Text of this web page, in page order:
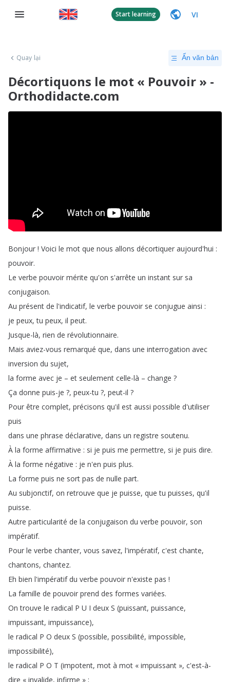
Start learning VI
Quay lại Ẩn văn bản
Décortiquons le mot « Pouvoir » -
Orthodidacte.com
Bonjour ! Voici le mot que nous allons décortiquer aujourd'hui :
pouvoir.
Le verbe pouvoir mérite qu'on s'arrête un instant sur sa
conjugaison.
Au présent de l'indicatif, le verbe pouvoir se conjugue ainsi :
je peux,tu peux, il peut.
Jusque-là, rien de révolutionnaire.
Mais aviez-vous remarqué que, dans une interrogation avec
inversion du sujet,
la forme avec je – et seulement celle-là – change ?
Ça donne puis-je ?, peux-tu ?, peut-il ?
Pour être complet, précisons qu'il est aussi possible d'utiliser
puis
dans une phrase déclarative, dans un registre soutenu.
À la forme affirmative : si je puis me permettre, si je puis dire.
À la forme négative : je n'en puis plus.
La forme puis ne sort pas de nulle part.
Au subjonctif, on retrouve que je puisse, que tu puisses, qu'il
puisse.
Autre particularité de la conjugaison du verbe pouvoir, son
impératif.
Pour le verbe chanter, vous savez, l'impératif, c'est chante,
chantons, chantez.
Eh bien l'impératif du verbe pouvoir n'existe pas !
La famille de pouvoir prend des formes variées.
On trouve le radical P U I deux S (puissant, puissance,
impuissant, impuissance),
le radical P O deux S (possible, possibilité, impossible,
impossibilité),
le radical P O T (impotent, mot à mot « impuissant », c'est-à-
dire « invalide, infirme » ;